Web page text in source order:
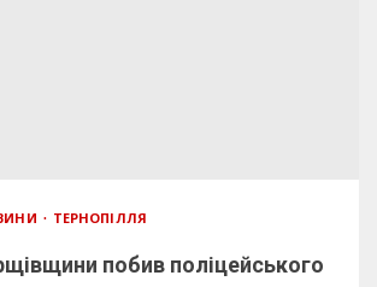
ТЕРНОПІЛЛЯ
побив поліцейського